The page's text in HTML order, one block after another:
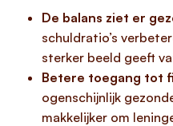
De balans ziet er
schuldratio’s
sterker beeld geeft
Betere toegang tot
ogenschijnlijk
makkelijker om